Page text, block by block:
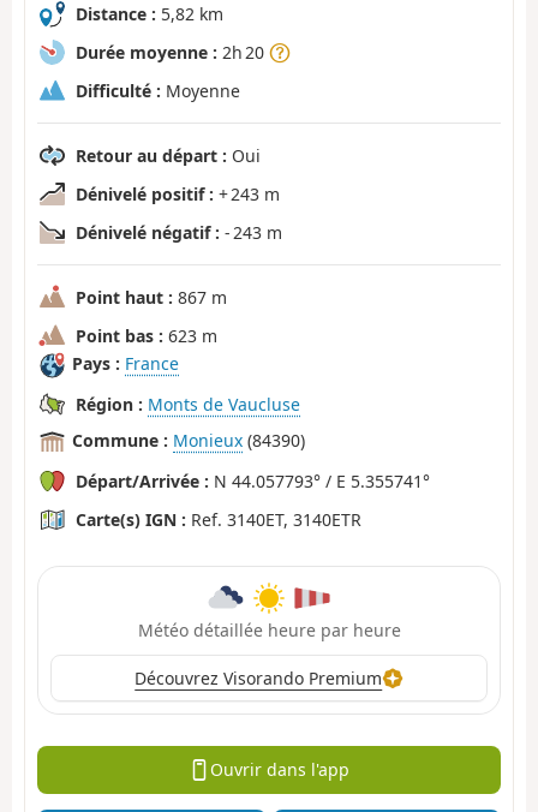
Distance : 5,82 km
Durée moyenne : 2h 20
Difficulté : Moyenne
Retour au départ : Oui
Dénivelé positif : + 243 m
Dénivelé négatif : - 243 m
Point haut : 867 m
Point bas : 623 m
Pays : France
Région : Monts de Vaucluse
Commune : Monieux (84390)
Départ/Arrivée : N 44.057793° / E 5.355741°
Carte(s) IGN : Ref. 3140ET, 3140ETR
Météo détaillée heure par heure
Découvrez Visorando Premium
Ouvrir dans l'app